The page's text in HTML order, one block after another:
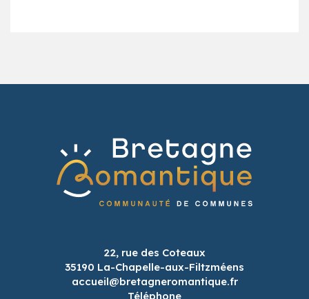
22, rue des Coteaux
35190 La-Chapelle-aux-Filtzméens
accueil@bretagneromantique.fr
Téléphone